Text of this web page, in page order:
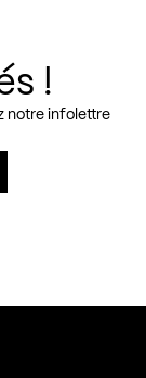
!
notre infolettre